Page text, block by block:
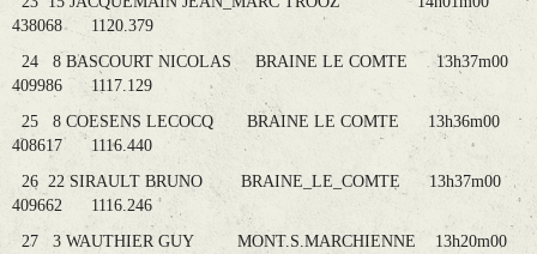
438068 1120.379
24 8 BASCOURT NICOLAS BRAINE LE COMTE 13h37m00
409986 1117.129
25 8 COESENS LECOCQ BRAINE LE COMTE 13h36m00
408617 1116.440
26 22 SIRAULT BRUNO BRAINE_LE_COMTE 13h37m00
409662 1116.246
27 3 WAUTHIER GUY MONT.S.MARCHIENNE 13h20m00